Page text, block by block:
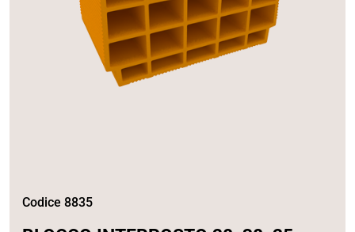
Codice 8835